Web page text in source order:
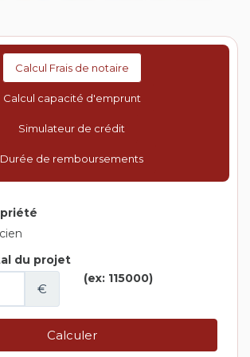
Calcul Frais de notaire
Calcul capacité d'emprunt
Simulateur de crédit
Durée de remboursements